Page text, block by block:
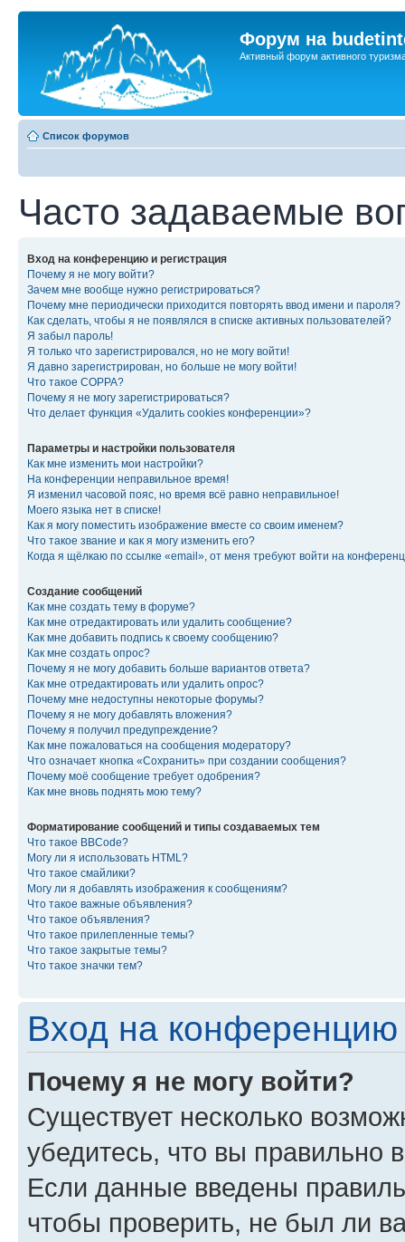
Форум на
Активный форум активного
Список форумов
Часто задаваемые
Вход на конференцию и регистрация
Почему я не могу войти?
Зачем мне вообще нужно регистрироваться?
Почему мне периодически приходится повторять ввод имени и пароля?
Как сделать, чтобы я не появлялся в списке активных пользователей?
Я забыл пароль!
Я только что зарегистрировался, но не могу войти!
Я давно зарегистрирован, но больше не могу войти!
Что такое COPPA?
Почему я не могу зарегистрироваться?
Что делает функция «Удалить cookies конференции»?
Параметры и настройки пользователя
Как мне изменить мои настройки?
На конференции неправильное время!
Я изменил часовой пояс, но время всё равно неправильное!
Моего языка нет в списке!
Как я могу поместить изображение вместе со своим именем?
Что такое звание и как я могу изменить его?
Когда я щёлкаю по ссылке «email», от меня требуют войти на
Создание сообщений
Как мне создать тему в форуме?
Как мне отредактировать или удалить сообщение?
Как мне добавить подпись к своему сообщению?
Как мне создать опрос?
Почему я не могу добавить больше вариантов ответа?
Как мне отредактировать или удалить опрос?
Почему мне недоступны некоторые форумы?
Почему я не могу добавлять вложения?
Почему я получил предупреждение?
Как мне пожаловаться на сообщения модератору?
Что означает кнопка «Сохранить» при создании сообщения?
Почему моё сообщение требует одобрения?
Как мне вновь поднять мою тему?
Форматирование сообщений и типы создаваемых тем
Что такое BBCode?
Могу ли я использовать HTML?
Что такое смайлики?
Могу ли я добавлять изображения к сообщениям?
Что такое важные объявления?
Что такое объявления?
Что такое прилепленные темы?
Что такое закрытые темы?
Что такое значки тем?
Вход на конференцию
Почему я не могу войти?
Существует несколько
убедитесь, что вы правильно
Если данные введены
чтобы проверить, не был ли